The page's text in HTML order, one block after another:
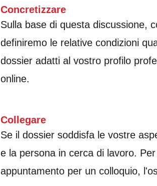
Concretizzare
Sulla base di questa discussione,
definiremo le relative condizioni
dossier adatti al vostro profilo
online.
Collegare
Se il dossier soddisfa le vostre
e la persona in cerca di lavoro.
appuntamento per un colloquio,